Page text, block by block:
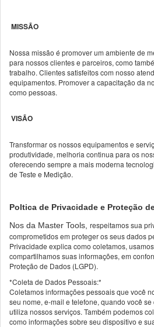
MISSÃO
Nossa missão é promover um ambiente de
para nossos clientes e parceiros, como
trabalho. Clientes satisfeitos com nosso
equipamentos. Promover a capacitação da
como pessoas.
VISÃO
Transformar os nossos equipamentos e
produtividade, melhoria continua para os
oferecendo sempre a mais moderna
de Teste e Medição.
Poltica de Privacidade e Proteção
Nos da Master Tools, respeitamos sua
comprometidos em proteger os seus dados
Privacidade explica como coletamos,
compartilhamos suas informações, em
Proteção de Dados (LGPD).
*Coleta de Dados Pessoais:*
Coletamos informações pessoais que você
seu nome, e-mail e telefone, quando você
utiliza nossos serviços. Também podemos
como informações sobre seu dispositivo e